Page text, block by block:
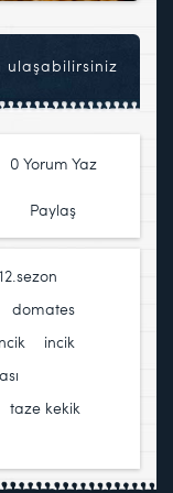
ulaşabilirsiniz
0 Yorum Yaz
Paylaş
12.sezon
domates
incik
taze kekik